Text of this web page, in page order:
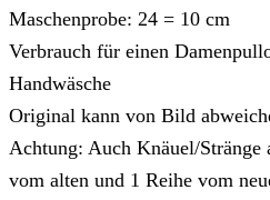
Maschenprobe: 24 = 10 cm
Verbrauch für einen
Handwäsche
Original kann von Bild
Achtung: Auch Knäuel/Stränge
vom alten und 1 Reihe vom